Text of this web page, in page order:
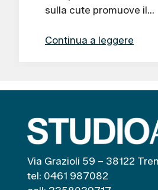
sulla cute promuove il…
Continua a leggere
Via Grazioli 59 – 38122
tel: 0461 987082